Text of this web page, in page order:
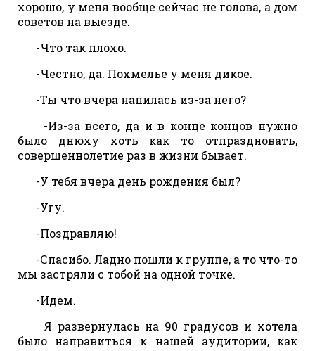
хорошо, у меня вообще сейчас не голова, а дом
советов на выезде.
-Что так плохо.
-Честно, да. Похмелье у меня дикое.
-Ты что вчера напилась из-за него?
-Из-за всего, да и в конце концов нужно
было днюху хоть как то отпраздновать,
совершеннолетие раз в жизни бывает.
-У тебя вчера день рождения был?
-Угу.
-Поздравляю!
-Спасибо. Ладно пошли к группе, а то что-то
мы застряли с тобой на одной точке.
-Идем.
Я развернулась на 90 градусов и хотела
было направиться к нашей аудитории, как